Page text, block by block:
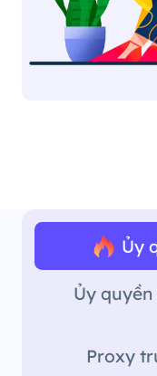
Ủy
Ủy
Proxy